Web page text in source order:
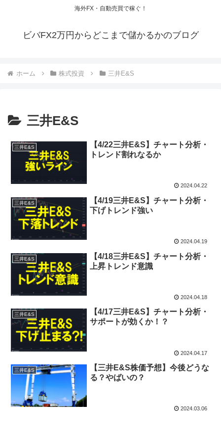
海外FX・自動売買で稼ぐ！
ビバFX2万円からどこまで儲かるかのブログ
ホーム 株式投資 三井E&S
三井E&S
三井E&S
【4/22三井E&S】チャート分析・
トレンド割れなるか
2024.04.22
三井E&S
【4/19三井E&S】チャート分析・
下げトレンド強い
2024.04.19
三井E&S
【4/18三井E&S】チャート分析・
上昇トレンド意識
2024.04.18
三井E&S
【4/17三井E&S】チャート分析・
サポートが効くか！？
2024.04.17
三井E&S
【三井E&S株価予想】今後どうな
る？やばいの？
2024.03.06